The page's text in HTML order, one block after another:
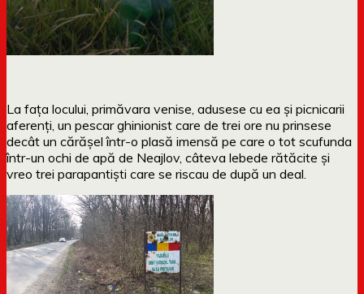
La fața locului, primăvara venise, adusese cu ea și picnicarii
aferenți, un pescar ghinionist care de trei ore nu prinsese
decât un cărășel într-o plasă imensă pe care o tot scufunda
într-un ochi de apă de Neajlov, câteva lebede rătăcite și
vreo trei parapantiști care se riscau de după un deal.